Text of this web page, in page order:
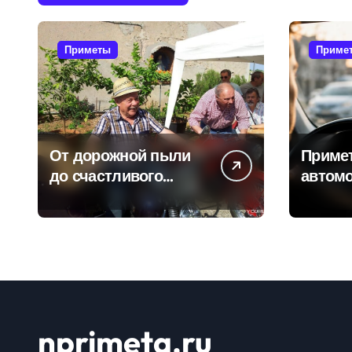
Приметы
От дорожной пыли
до счастливого
километра: самые
распространенные
nprimeta.ru